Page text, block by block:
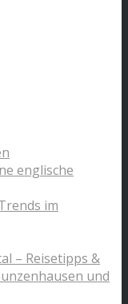
englische
im
– Reisetipps &
und